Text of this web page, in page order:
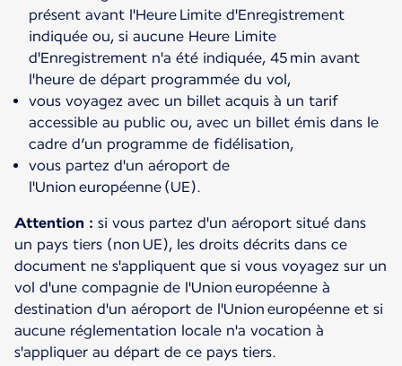
présent avant l'Heure Limite d'Enregistrement
indiquée ou, si aucune Heure Limite
d'Enregistrement n'a été indiquée, 45 min avant
l'heure de départ programmée du vol,
vous voyagez avec un billet acquis à un tarif
accessible au public ou, avec un billet émis dans le
cadre d’un programme de fidélisation,
vous partez d'un aéroport de
l'Union européenne (UE).
Attention : si vous partez d'un aéroport situé dans
un pays tiers (non UE), les droits décrits dans ce
document ne s'appliquent que si vous voyagez sur un
vol d'une compagnie de l'Union européenne à
destination d'un aéroport de l'Union européenne et si
aucune réglementation locale n'a vocation à
s'appliquer au départ de ce pays tiers.